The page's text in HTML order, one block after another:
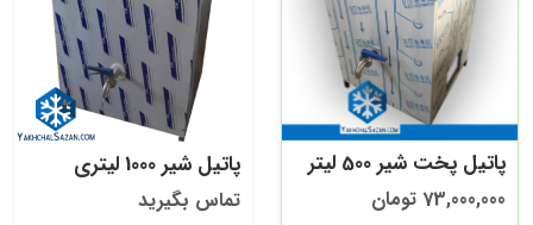
پاتیل پخت شیر 500 لیتر
73,000,000 تومان
پاتیل شیر 1000 لیتری
تماس بگیرید